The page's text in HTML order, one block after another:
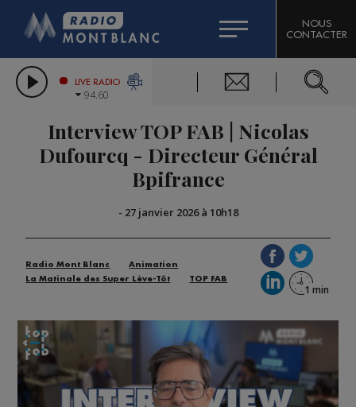
LES CHRONIQUES DE L'EXPERT
CITIZEN MACHINERY
GRAND MASSIF DOMAINES SKIABLES
BIGARD
COMPAGNIE DU MONT-BLANC
NOUS
CONTACTER
LIVE RADIO
94.60
Interview TOP FAB | Nicolas
Dufourcq - Directeur Général
Bpifrance
- 27 janvier 2026 à 10h18
Radio Mont Blanc
Animation
La Matinale des Super Lève-Tôt
TOP FAB